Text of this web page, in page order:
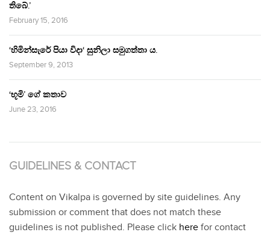
තිබේ.’
February 15, 2016
‘හිමින්සැරේ පියා විදා‘ සුනිලා සමුගත්තා ය.
September 9, 2013
‘භූමි’ ගේ කතාව
June 23, 2016
GUIDELINES & CONTACT
Content on Vikalpa is governed by site guidelines. Any
submission or comment that does not match these
guidelines is not published. Please click here for contact